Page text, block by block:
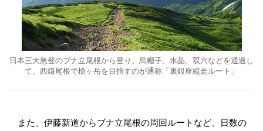
日本三大急登のブナ立尾根から登り、烏帽子、水晶、双六などを通過し
て、西鎌尾根で槍ヶ岳を目指すのが通称「裏銀座縦走ルート」
また、伊藤新道からブナ立尾根の周回ルートなど、日数の